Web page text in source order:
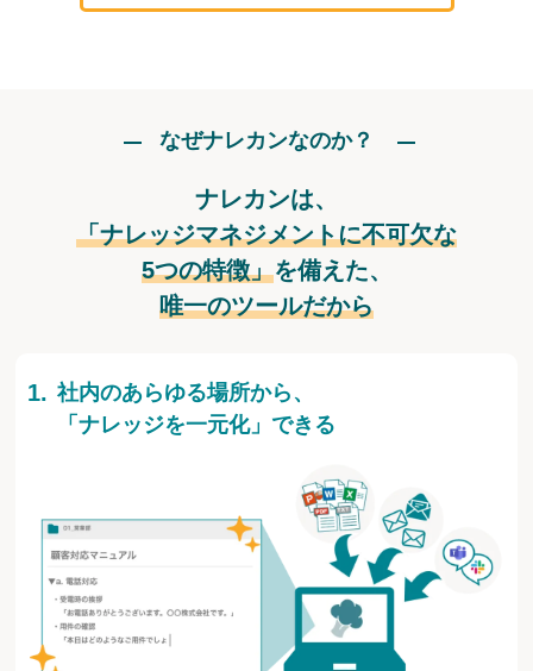
なぜナレカンなのか？
ナレカンは、
「ナレッジマネジメントに不可欠な
5つの特徴」を備えた、
唯一のツールだから
社内のあらゆる場所から、
「ナレッジを一元化」できる